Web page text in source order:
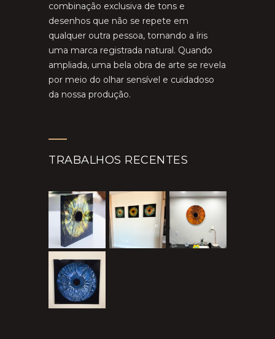
combinação exclusiva de tons e
desenhos que não se repete em
qualquer outra pessoa, tornando a íris
uma marca registrada natural. Quando
ampliada, uma bela obra de arte se revela
por meio do olhar sensível e cuidadoso
da nossa produção.
TRABALHOS RECENTES